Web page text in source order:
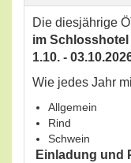
Die diesjährige
im
1.10. -
Wie jedes Jahr
Allgemein
Rind
Schwein
Einladung und